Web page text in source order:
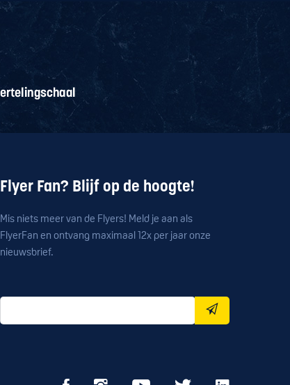
Flyer Fan? Blijf op de hoogte!
Mis niets meer van de Flyers! Meld je aan als
FlyerFan en ontvang maximaal 12x per jaar onze
nieuwsbrief.